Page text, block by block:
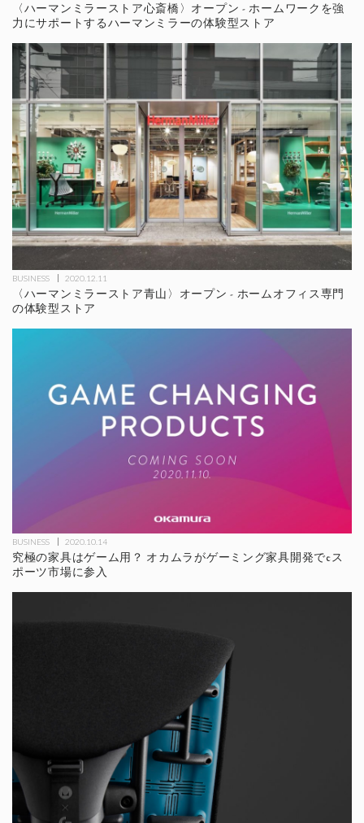
〈ハーマンミラーストア心斎橋〉オープン - ホームワークを強
力にサポートするハーマンミラーの体験型ストア
BUSINESS 2020.12.11
〈ハーマンミラーストア青山〉オープン - ホームオフィス専門
の体験型ストア
BUSINESS 2020.10.14
究極の家具はゲーム用？ オカムラがゲーミング家具開発でeス
ポーツ市場に参入